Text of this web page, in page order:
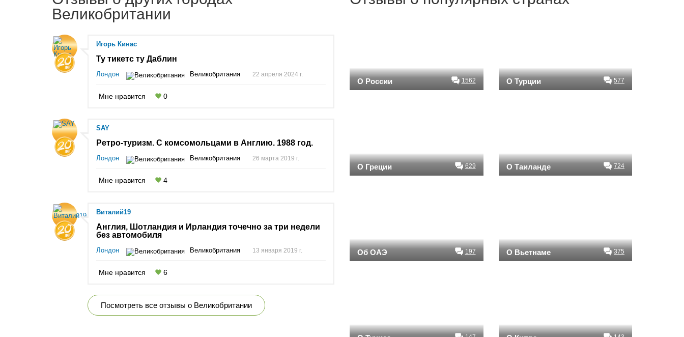
Великобритании
Игорь Кинас
Ту тикетс ту Даблин
Лондон Великобритания 22 апреля 2024 г.
Мне нравится 0
SAY
Ретро-туризм. С комсомольцами в Англию. 1988 год.
Лондон Великобритания 26 марта 2019 г.
Мне нравится 4
Виталий19
Англия, Шотландия и Ирландия точечно за три недели
без автомобиля
Лондон Великобритания 13 января 2019 г.
Мне нравится 6
Посмотреть все отзывы о Великобритании
О России 1562 О Турции 577
О Греции 629 О Таиланде 724
Об ОАЭ 197 О Вьетнаме 375